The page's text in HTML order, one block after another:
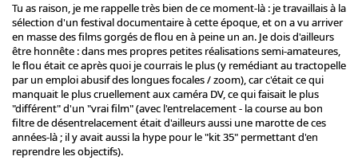
Tu as raison, je me rappelle très bien de ce moment-là : je travaillais à la
sélection d'un festival documentaire à cette époque, et on a vu arriver
en masse des films gorgés de flou en à peine un an. Je dois d'ailleurs
être honnête : dans mes propres petites réalisations semi-amateures,
le flou était ce après quoi je courrais le plus (y remédiant au tractopelle
par un emploi abusif des longues focales / zoom), car c'était ce qui
manquait le plus cruellement aux caméra DV, ce qui faisait le plus
"différent" d'un "vrai film" (avec l'entrelacement - la course au bon
filtre de désentrelacement était d'ailleurs aussi une marotte de ces
années-là ; il y avait aussi la hype pour le "kit 35" permettant d'en
reprendre les objectifs).